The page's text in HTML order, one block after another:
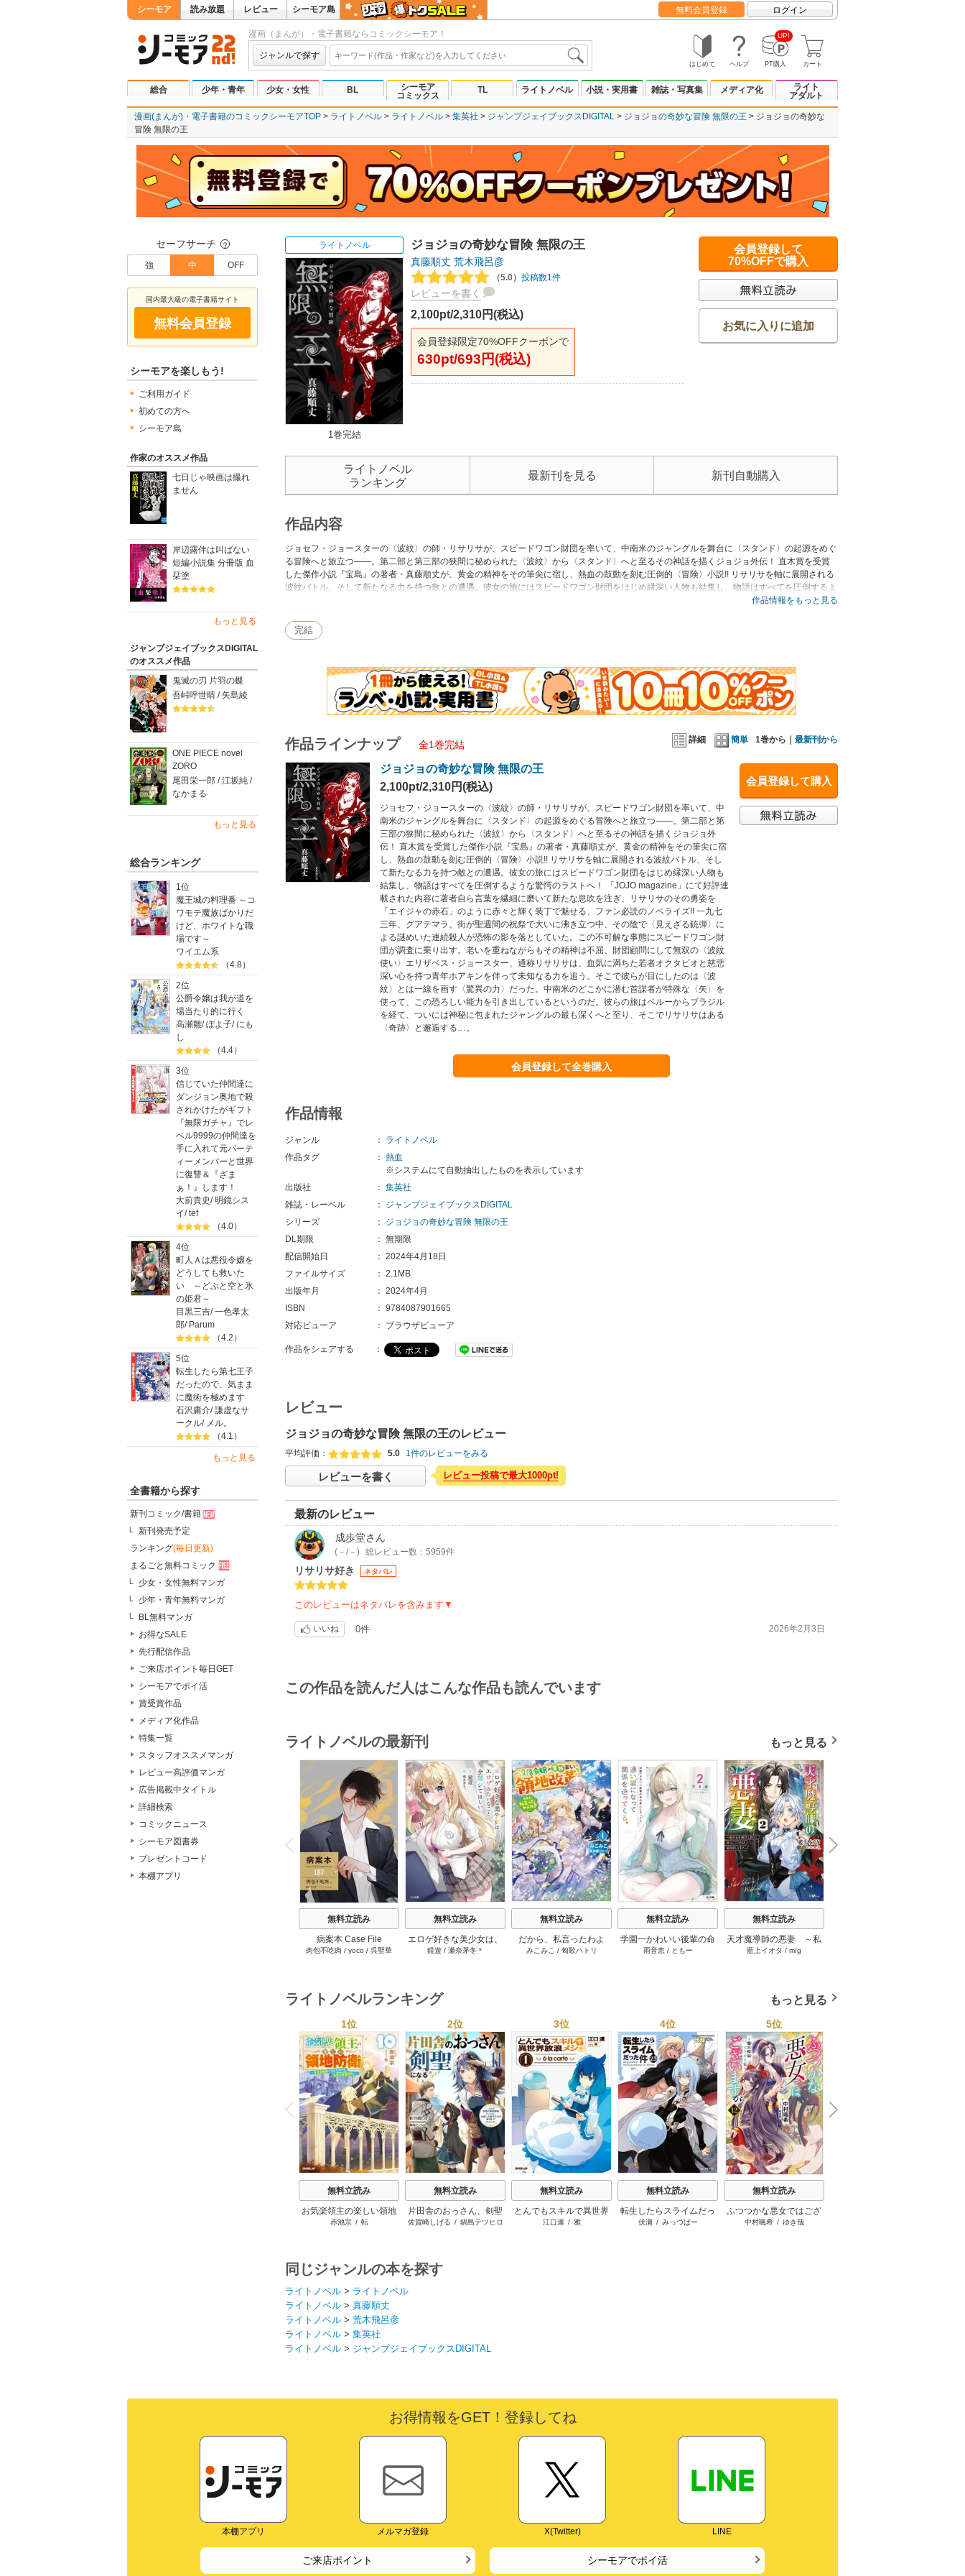
シーモア 読み放題 レビュー シーモア島 無料会員登録 ログイン
漫画（まんが）・電子書籍ならコミックシーモア！
ジャンルで探す
はじめて ヘルプ
UP!
PT購入 カート
総合 少年・青年 少女・女性 BL
シーモア
コミックス
TL ライトノベル 小説・実用書 雑誌・写真集 メディア化
ライト
アダルト
漫画(まんが)・電子書籍のコミックシーモアTOP ライトノベル ライトノベル 集英社 ジャンプジェイブックスDIGITAL ジョジョの奇妙な冒険 無限の王
ジョジョの奇妙な
冒険 無限の王
セーフサーチ ？
強 中 OFF
国内最大級の電子書籍サイト
無料会員登録
シーモアを楽しもう!
ご利用ガイド
初めての方へ
シーモア島
作家のオススメ作品
七日じゃ映画は撮れ
ません
岸辺露伴は叫ばない
短編小説集 分冊版 血
栞塗
もっと見る
ジャンプジェイブックスDIGITAL
のオススメ作品
鬼滅の刃 片羽の蝶
吾峠呼世晴 / 矢島綾
ONE PIECE novel
ZORO
尾田栄一郎 / 江坂純 /
なかまる
もっと見る
総合ランキング
1位
魔王城の料理番 ～コ
ワモテ魔族ばかりだ
けど、ホワイトな職
場です～
ワイエム系
（4.8）
2位
公爵令嬢は我が道を
場当たり的に行く
高瀬雛/ぽよ子/ にも
し
（4.4）
3位
信じていた仲間達に
ダンジョン奥地で殺
されかけたがギフト
『無限ガチャ』でレ
ベル9999の仲間達を
手に入れて元パーテ
ィーメンバーと世界
に復讐＆『ざま
ぁ！』します！
大前貴史/明鏡シス
イ/tef
（4.0）
4位
町人Ａは悪役令嬢を
どうしても救いた
い ～どぶと空と氷
の姫君～
目黒三吉/一色孝太
郎/ Parum
（4.2）
5位
転生したら第七王子
だったので、気まま
に魔術を極めます
石沢庸介/謙虚なサ
ークル/ メル。
（4.1）
もっと見る
全書籍から探す
新刊コミック/書籍
新刊発売予定
ランキング(毎日更新)
まるごと無料コミック
少女・女性無料マンガ
少年・青年無料マンガ
BL無料マンガ
お得なSALE
先行配信作品
ご来店ポイント毎日GET
シーモアでポイ活
賞受賞作品
メディア化作品
特集一覧
スタッフオススメマンガ
レビュー高評価マンガ
広告掲載中タイトル
詳細検索
コミックニュース
シーモア図書券
プレゼントコード
本棚アプリ
ライトノベル
1巻完結
ジョジョの奇妙な冒険 無限の王
真藤順丈 荒木飛呂彦
（5.0） 投稿数1件
レビューを書く
2,100pt/2,310円(税込)
会員登録限定70%OFFクーポンで
630pt/693円(税込)
会員登録して
70%OFFで購入
お気に入りに追加
ライトノベル
ランキング
最新刊を見る 新刊自動購入
作品内容
ジョセフ・ジョースターの〈波紋〉の師・リサリサが、スピードワゴン財団を率いて、中南米のジャングルを舞台に〈スタンド〉の起源をめぐ
る冒険へと旅立つ――。第二部と第三部の狭間に秘められた〈波紋〉から〈スタンド〉へと至るその神話を描くジョジョ外伝！ 直木賞を受賞
した傑作小説『宝島』の著者・真藤順丈が、黄金の精神をその筆尖に宿し、熱血の鼓動を刻む圧倒的〈冒険〉小説!! リサリサを軸に展開される
波紋バトル、そして新たなる力を持つ敵との遭遇。彼女の旅にはスピードワゴン財団をはじめ縁深い人物も結集し、物語はすべてを圧倒するよ
うな驚愕のラストへ！ 「JOJO magazine」にて好評連載された内容に著者自ら言葉を繊細に磨いて新たな息吹を注ぎ、リサリサのその勇姿を
つ中、その陰で〈見えざる銃弾〉による謎めいた連続殺人が恐怖の影を落としていた。この不可解な事態にスピードワゴン財団が調査に乗り出
す。老いを重ねながらもその精神は不屈、財団顧問にして無双の〈波紋使い〉エリザベス・ジョースター、通称リサリサは、血気に満ちた若者
た。中南米のどこかに潜む首謀者が特殊な〈矢〉を使って、この恐ろしい能力を引き出しているというのだ。彼らの旅はペルーからブラジルを
経て、ついには神秘に包まれたジャングルの最も深くへと至り、そこでリサリサはある〈奇跡〉と邂逅する…。
作品情報をもっと見る
完結
詳細 簡単 1巻から｜ 最新刊から
作品ラインナップ 全1巻完結
会員登録して購入
ジョジョの奇妙な冒険 無限の王
2,100pt/2,310円(税込)
ジョセフ・ジョースターの〈波紋〉の師・リサリサが、スピードワゴン財団を率いて、中
南米のジャングルを舞台に〈スタンド〉の起源をめぐる冒険へと旅立つ――。第二部と第
三部の狭間に秘められた〈波紋〉から〈スタンド〉へと至るその神話を描くジョジョ外
伝！ 直木賞を受賞した傑作小説『宝島』の著者・真藤順丈が、黄金の精神をその筆尖に宿
し、熱血の鼓動を刻む圧倒的〈冒険〉小説!! リサリサを軸に展開される波紋バトル、そし
て新たなる力を持つ敵との遭遇。彼女の旅にはスピードワゴン財団をはじめ縁深い人物も
結集し、物語はすべてを圧倒するような驚愕のラストへ！ 「JOJO magazine」にて好評連
載された内容に著者自ら言葉を繊細に磨いて新たな息吹を注ぎ、リサリサのその勇姿を
「エイジャの赤石」のように赤々と輝く装丁で魅せる、ファン必読のノベライズ!! 一九七
三年、グアテマラ。街が聖週間の祝祭で大いに沸き立つ中、その陰で〈見えざる銃弾〉に
よる謎めいた連続殺人が恐怖の影を落としていた。この不可解な事態にスピードワゴン財
団が調査に乗り出す。老いを重ねながらもその精神は不屈、財団顧問にして無双の〈波紋
使い〉エリザベス・ジョースター、通称リサリサは、血気に満ちた若者オクタビオと慈悲
深い心を持つ青年ホアキンを伴って未知なる力を追う。そこで彼らが目にしたのは〈波
紋〉とは一線を画す〈驚異の力〉だった。中南米のどこかに潜む首謀者が特殊な〈矢〉を
使って、この恐ろしい能力を引き出しているというのだ。彼らの旅はペルーからブラジル
を経て、ついには神秘に包まれたジャングルの最も深くへと至り、そこでリサリサはある
〈奇跡〉と邂逅する…。
会員登録して全巻購入
作品情報
ジャンル ：
ライトノベル
作品タグ
： 熱血
※システムにて自動抽出したものを表示しています
出版社
： 集英社
雑誌・レーベル
：
ジャンプジェイブックスDIGITAL
シリーズ
：
ジョジョの奇妙な冒険 無限の王
DL期限
： 無期限
配信開始日
： 2024年4月18日
ファイルサイズ
： 2.1MB
出版年月
： 2024年4月
ISBN
： 9784087901665
対応ビューア
： ブラウザビューア
作品をシェアする ：
レビュー
ジョジョの奇妙な冒険 無限の王のレビュー
平均評価： 5.0 1件のレビューをみる
レビューを書く レビュー投稿で最大1000pt!
最新のレビュー
成歩堂さん
(－/－) 総レビュー数：5959件
リサリサ好き ネタバレ
このレビューはネタバレを含みます▼
いいね 0件 2026年2月3日
この作品を読んだ人はこんな作品も読んでいます
ライトノベルの最新刊 もっと見る
P
r
e
v
i
o
u
s
無料立読み
病案本 Case File
Compendium［分冊版］
肉包不吃肉 / yoco / 呉聖華
無料立読み
エロゲ好きな美少女は、
エロゲみたいなこと全部
鏡遊/ 瀬奈茅冬＊
無料立読み
だから、私言ったわよ
ね？ ～没落令嬢の案外楽
みこみこ / 匈歌ハトリ
無料立読み
学園一かわいい後輩の命
の恩人になったら、通い
雨音恵/ ともー
無料立読み
天才魔導師の悪妻 ～私
の夫を虐げておいて戻っ
藍上イオタ / m/g
N
e
x
t
ライトノベルランキング もっと見る
P
r
e
v
i
o
u
s
1位
無料立読み
お気楽領主の楽しい領地
防衛
赤池宗/ 転
2位
無料立読み
片田舎のおっさん、剣聖
になる ～ただの田舎の
ってくれない件～
佐賀崎しげる / 鍋島テツヒロ
3位
無料立読み
とんでもスキルで異世界
放浪メシ
江口連 / 雅
4位
無料立読み
転生したらスライムだっ
た件
伏瀬/ みっつばー
5位
無料立読み
ふつつかな悪女ではござ
いますが
中村颯希/ ゆき哉
N
e
x
t
同じジャンルの本を探す
ライトノベル > ライトノベル
ライトノベル > 真藤順丈
ライトノベル > 荒木飛呂彦
ライトノベル > 集英社
ライトノベル > ジャンプジェイブックスDIGITAL
お得情報をGET！登録してね
本棚アプリ メルマガ登録 X(Twitter) LINE
ご来店ポイント シーモアでポイ活